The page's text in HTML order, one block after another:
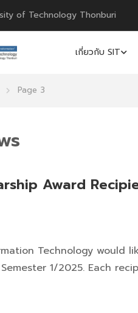
of Technology Thonburi
เกี่ยวกับ SIT
Page 3
Award
Technology
1/2025. Each